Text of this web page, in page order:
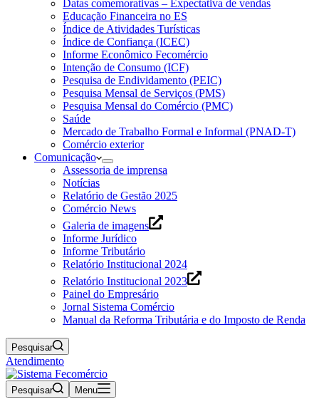
Datas comemorativas – Expectativa de vendas
Educação Financeira no ES
Índice de Atividades Turísticas
Índice de Confiança (ICEC)
Informe Econômico Fecomércio
Intenção de Consumo (ICF)
Pesquisa de Endividamento (PEIC)
Pesquisa Mensal de Serviços (PMS)
Pesquisa Mensal do Comércio (PMC)
Saúde
Mercado de Trabalho Formal e Informal (PNAD-T)
Comércio exterior
Comunicação
Assessoria de imprensa
Notícias
Relatório de Gestão 2025
Comércio News
Galeria de imagens
Informe Jurídico
Informe Tributário
Relatório Institucional 2024
Relatório Institucional 2023
Painel do Empresário
Jornal Sistema Comércio
Manual da Reforma Tributária e do Imposto de Renda
Pesquisar
Atendimento
Pesquisar Menu